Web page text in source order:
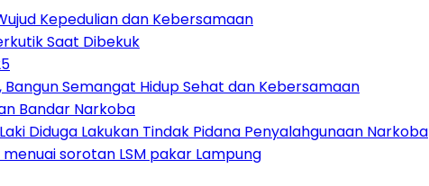
Kepedulian dan Kebersamaan
Saat Dibekuk
Semangat Hidup Sehat dan Kebersamaan
Bandar Narkoba
Diduga Lakukan Tindak Pidana Penyalahgunaan Narkoba
sorotan LSM pakar Lampung